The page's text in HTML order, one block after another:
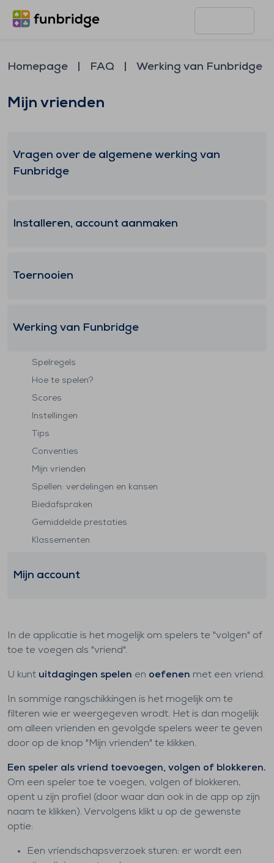
Homepage FAQ Werking van Funbridge
Mijn vrienden
Vragen over de algemene werking van
Funbridge
Installeren, account aanmaken
Toernooien
Werking van Funbridge
Spelregels
Hoe te spelen?
Scores
Instellingen
Tips
Conventies
Mijn vrienden
Spellen: verdelingen en kansen
Biedafspraken
Gemiddelde prestaties
Klassementen
Mijn account
In de applicatie is het mogelijk om spelers te "volgen" of
toe te voegen als "vriend".
U kunt uitdagingen spelen en oefenen met een vriend.
In sommige rangschikkingen is het mogelijk om te
filteren wie er weergegeven wrodt. Het is dan mogelijk
om alleen vrienden en gevolgde spelers weer te geven
door op de knop "Mijn vrienden" te klikken.
Een speler als vriend toevoegen, volgen of blokkeren.
Om een speler toe te voegen, volgen of blokkeren,
opent u zijn profiel (door waar dan ook in de app op zijn
naam te klikken). Vervolgens klikt u op de gewenste
optie:
Een vriendschapsverzoek sturen: er wordt een